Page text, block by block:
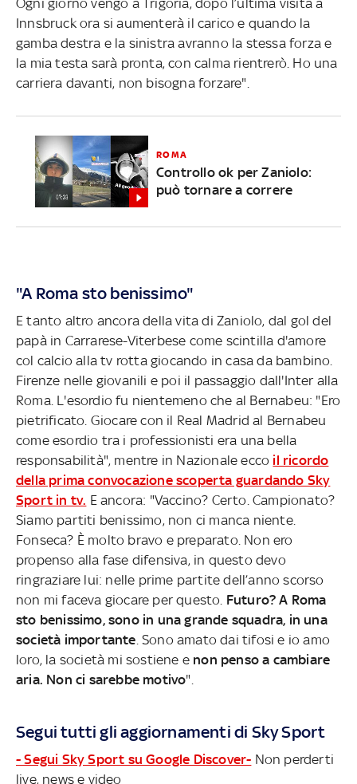
Innsbruck ora si aumenterà il carico e quando la
gamba destra e la sinistra avranno la stessa forza e
la mia testa sarà pronta, con calma rientrerò. Ho una
carriera davanti, non bisogna forzare".
ROMA
Controllo ok per Zaniolo:
può tornare a correre
"A Roma sto benissimo"
E tanto altro ancora della vita di Zaniolo, dal gol del
papà in Carrarese-Viterbese come scintilla d'amore
col calcio alla tv rotta giocando in casa da bambino.
Firenze nelle giovanili e poi il passaggio dall'Inter alla
Roma. L'esordio fu nientemeno che al Bernabeu: "Ero
pietrificato. Giocare con il Real Madrid al Bernabeu
come esordio tra i professionisti era una bella
responsabilità", mentre in Nazionale ecco il ricordo
della prima convocazione scoperta guardando Sky
Sport in tv. E ancora: "Vaccino? Certo. Campionato?
Siamo partiti benissimo, non ci manca niente.
Fonseca? È molto bravo e preparato. Non ero
propenso alla fase difensiva, in questo devo
ringraziare lui: nelle prime partite dell’anno scorso
non mi faceva giocare per questo. Futuro? A Roma
sto benissimo, sono in una grande squadra, in una
società importante . Sono amato dai tifosi e io amo
loro, la società mi sostiene e non penso a cambiare
aria. Non ci sarebbe motivo".
Segui tutti gli aggiornamenti di Sky Sport
- Segui Sky Sport su Google Discover- Non perderti
live, news e video